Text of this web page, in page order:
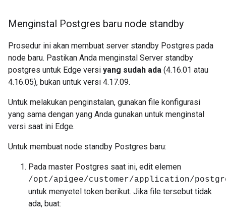
Menginstal Postgres baru node standby
Prosedur ini akan membuat server standby Postgres pada
node baru. Pastikan Anda menginstal Server standby
postgres untuk Edge versi yang sudah ada (4.16.01 atau
4.16.05), bukan untuk versi 4.17.09.
Untuk melakukan penginstalan, gunakan file konfigurasi
yang sama dengan yang Anda gunakan untuk menginstal
versi saat ini Edge.
Untuk membuat node standby Postgres baru:
Pada master Postgres saat ini, edit elemen
/opt/apigee/customer/application/
untuk menyetel token berikut. Jika file tersebut tidak
ada, buat: